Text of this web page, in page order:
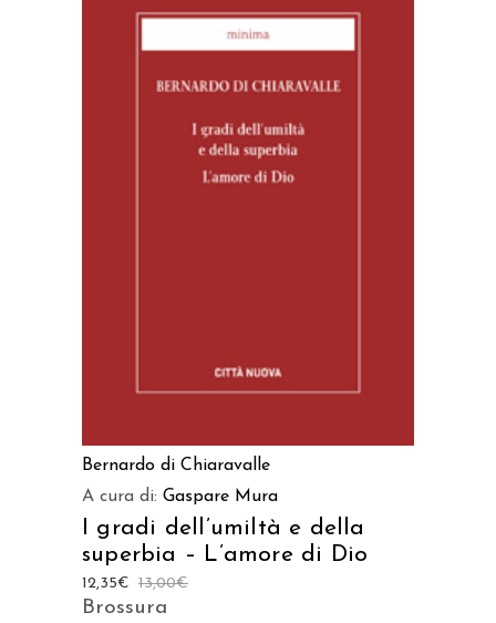
Bernardo di Chiaravalle
A cura di: Gaspare Mura
I gradi dell’umiltà e della
superbia – L’amore di Dio
13,00€
12,35€
Brossura